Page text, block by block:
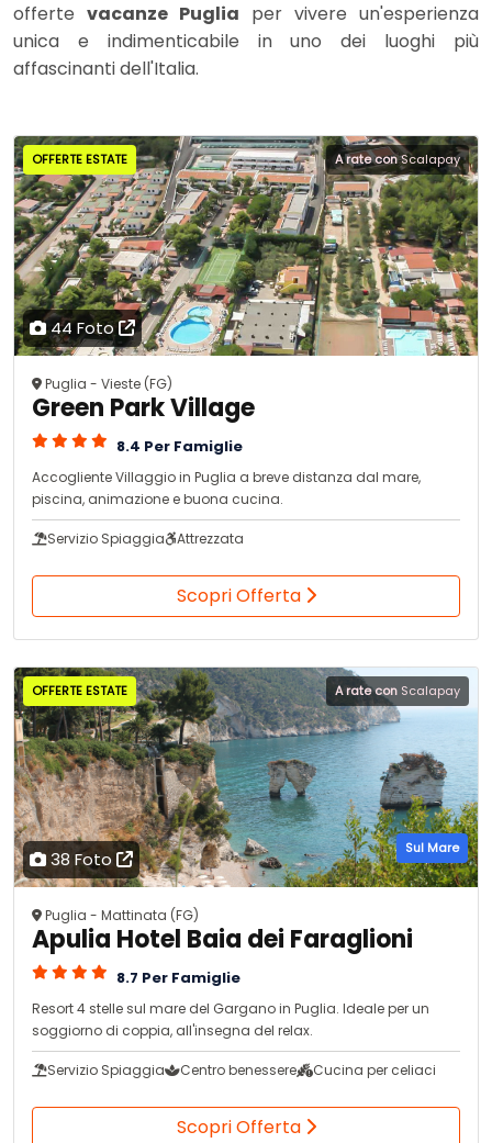
offerte vacanze Puglia per vivere un'esperienza
unica e indimenticabile in uno dei luoghi più
affascinanti dell'Italia.
44 Foto
OFFERTE ESTATE A rate conScalapay
Puglia - Vieste (FG)
Green Park Village
8.4 Per Famiglie
Accogliente Villaggio in Puglia a breve distanza dal mare,
piscina, animazione e buona cucina.
Servizio Spiaggia Attrezzata
Scopri Offerta
38 Foto
OFFERTE ESTATE A rate con Scalapay
Sul Mare
Puglia - Mattinata (FG)
Apulia Hotel Baia dei Faraglioni
8.7 Per Famiglie
Resort 4 stelle sul mare del Gargano in Puglia. Ideale per un
soggiorno di coppia, all'insegna del relax.
Servizio Spiaggia Centro benessere Cucina per celiaci
Scopri Offerta